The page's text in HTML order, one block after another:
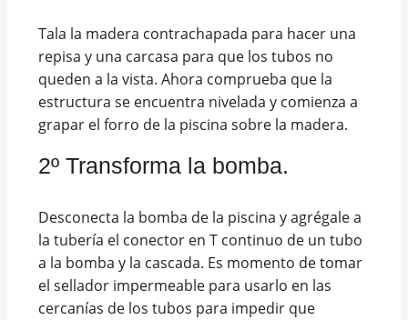
Tala la madera contrachapada para hacer una
repisa y una carcasa para que los tubos no
queden a la vista. Ahora comprueba que la
estructura se encuentra nivelada y comienza a
grapar el forro de la piscina sobre la madera.
2º Transforma la bomba.
Desconecta la bomba de la piscina y agrégale a
la tubería el conector en T continuo de un tubo
a la bomba y la cascada. Es momento de tomar
el sellador impermeable para usarlo en las
cercanías de los tubos para impedir que